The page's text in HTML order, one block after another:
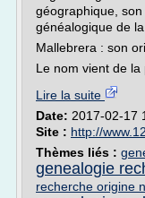
géographique,
généalogique de la
Mallebrera : son
Le nom vient de la
Lire la suite
Date: 2017-02-17
Site : http://
Thèmes liés :
genealogie
recherche origine